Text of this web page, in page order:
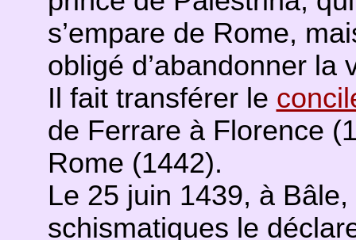
s’empare de Rome,
obligé d’abandonner la
Il fait transférer le
de Ferrare à Florence
Rome (1442).
Le 25 juin 1439, à
schismatiques le